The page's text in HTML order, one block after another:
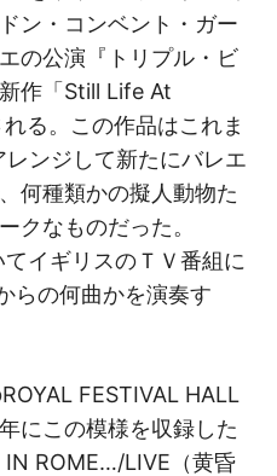
ン・コンベント・ガー
の公演『トリプル・ビ
作「Still Life At
る。この作品はこれま
ンジして新たにバレエ
何種類かの擬人動物た
クなものだった。
イギリスのＴＶ番組に
らの何曲かを演奏す
FESTIVAL HALL
にこの模様を収録した
IN ROME…/LIVE（黄昏